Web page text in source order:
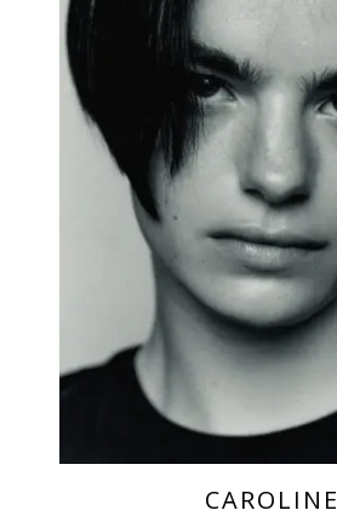
CAROLINE